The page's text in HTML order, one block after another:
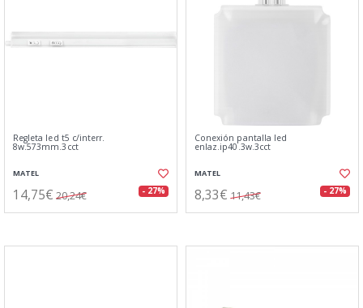
Regleta led t5 c/interr.
8w.573mm.3cct
MATEL
14,75€ 20,24€ - 27%
Conexión pantalla led
enlaz.ip40.3w.3cct
MATEL
8,33€ 11,43€ - 27%